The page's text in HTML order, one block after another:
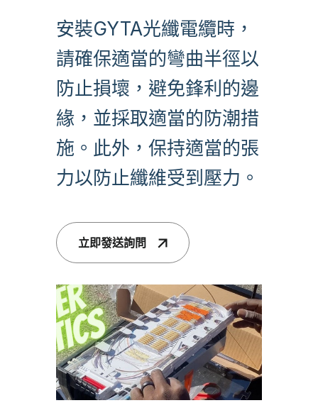
安裝GYTA光纖電纜時，
請確保適當的彎曲半徑以
防止損壞，避免鋒利的邊
緣，並採取適當的防潮措
施。此外，保持適當的張
力以防止纖維受到壓力。
立即發送詢問